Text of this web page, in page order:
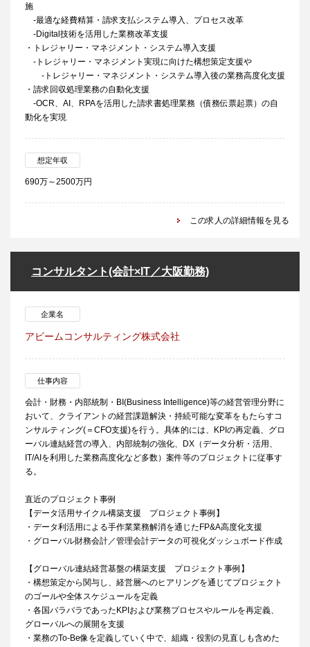
施
-最適な経費精算・請求支払システム導入、プロセス改革
-Digital技術を活用した業務改革支援
・トレジャリー・マネジメント・システム導入支援
-トレジャリー・マネジメント実現に向けた構想策定支援や
-トレジャリー・マネジメント・システム導入後の業務高度化支援
・請求回収処理業務の自動化支援
-OCR、AI、RPAを活用した請求書処理業務（債務伝票起票）の自
動化を実現
想定年収
690万～2500万円
この求人の詳細情報を見る
コンサルタント(会計×IT／大阪勤務)
企業名
アビームコンサルティング株式会社
仕事内容
会計・財務・内部統制・BI(Business Intelligence)等の経営管理分野に
おいて、クライアントの経営課題解決・持続可能な変革をもたらすコ
ンサルティング(＝CFO支援)を行う。具体的には、KPIの再定義、グロ
ーバル連結経営の導入、内部統制の強化、DX（データ分析・活用、
IT/AIを利用した業務高度化など多数）案件等のプロジェクトに従事す
る。
直近のプロジェクト事例
【データ活用サイクル構築支援 プロジェクト事例】
・データ利活用による手作業業務解消を通じたFP&A高度化支援
・グローバル財務会計／管理会計データの可視化ダッシュボード作成
【グローバル連結経営基盤の構築支援 プロジェクト事例】
・構想策定から関与し、経営層へのヒアリングを通じてプロジェクト
のゴールや全体スケジュールを定義
・各国バラバラであったKPIおよび業務プロセスやルールを再定義、
グローバルへの展開を支援
・業務のTo-Be像を定義していく中で、組織・役割の見直しも含めた